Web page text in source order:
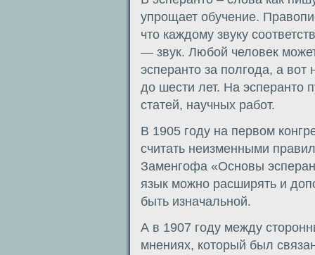
упрощает обучение.
что каждому звуку
— звук. Любой человек
эсперанто за полгода, а вот
до шести лет. На эсперанто
статей, научных работ.
В 1905 году на первом
считать неизменными
Заменгофа «Основы
язык можно расширять и
быть изначальной.
А в 1907 году между
мнениях, который был